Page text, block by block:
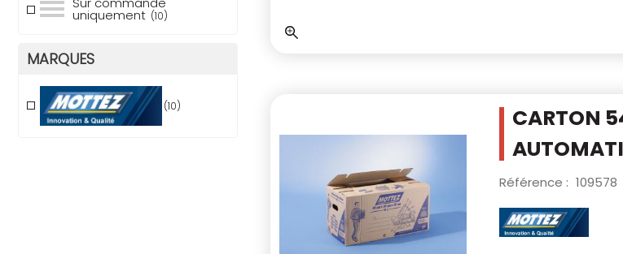
uniquement (10)
MARQUES
(10)
CARTON
Référence : 109578